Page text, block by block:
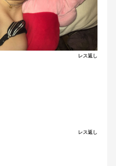
レス返し
レス返し